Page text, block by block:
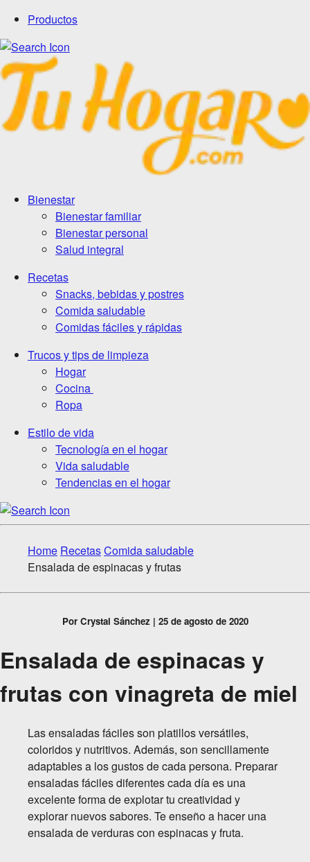
Productos
Bienestar
Bienestar familiar
Bienestar personal
Salud integral
Recetas
Snacks, bebidas y postres
Comida saludable
Comidas fáciles y rápidas
Trucos y tips de limpieza
Hogar
Cocina
Ropa
Estilo de vida
Tecnología en el hogar
Vida saludable
Tendencias en el hogar
Home RecetasComida saludable
Ensalada de espinacas y frutas
Por Crystal Sánchez | 25 de agosto de 2020
Ensalada de espinacas y
frutas con vinagreta de miel
Las ensaladas fáciles son platillos versátiles,
coloridos y nutritivos. Además, son sencillamente
adaptables a los gustos de cada persona. Preparar
ensaladas fáciles diferentes cada día es una
excelente forma de explotar tu creatividad y
explorar nuevos sabores. Te enseño a hacer una
ensalada de verduras con espinacas y fruta.